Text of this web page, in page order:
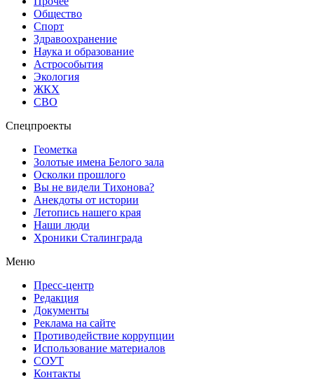
Общество
Спорт
Здравоохранение
Наука и образование
Астрособытия
Экология
ЖКХ
СВО
Спецпроекты
Геометка
Золотые имена Белого зала
Осколки прошлого
Вы не видели Тихонова?
Анекдоты от истории
Летопись нашего края
Наши люди
Хроники Сталинграда
Меню
Пресс-центр
Редакция
Документы
Реклама на сайте
Противодействие коррупции
Использование материалов
СОУТ
Контакты